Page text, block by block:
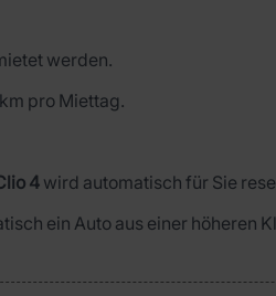
werden.
pro Miettag.
4wird automatisch für Sie
ein Auto aus einer höheren